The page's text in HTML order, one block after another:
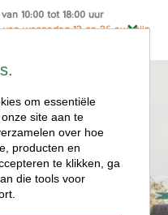
10:00 tot 18:00 uur
woensdag 12 en 26 aug zijn
om essentiële
site aan te
over hoe
producten en
te klikken, ga
die tools voor